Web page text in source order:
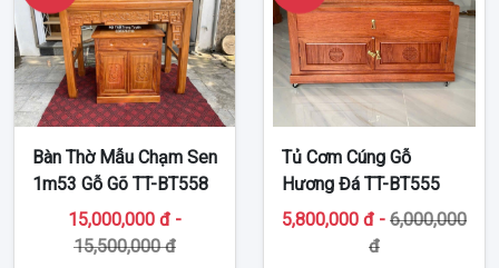
Bàn Thờ Mẫu Chạm Sen
1m53 Gỗ Gõ TT-BT558
15,000,000 đ -
15,500,000 đ
Tủ Cơm Cúng Gỗ
Hương Đá TT-BT555
5,800,000 đ - 6,000,000
đ